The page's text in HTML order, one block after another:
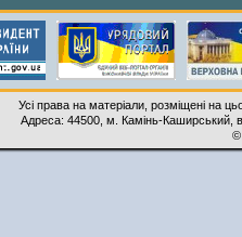
Усі права на матеріали, розміщені на
Адреса: 44500, м. Камінь-Каширський,
©